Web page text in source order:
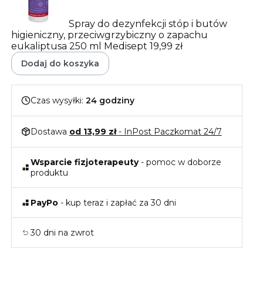
Spray do dezynfekcji stóp i butów
higieniczny, przeciwgrzybiczny o zapachu
eukaliptusa 250 ml Medisept 19,99 zł
Dodaj do koszyka
Czas wysyłki: 24 godziny
Dostawa od 13,99 zł- InPost Paczkomat 24/7
Wsparcie fizjoterapeuty- pomoc w doborze
produktu
PayPo- kup teraz i zapłać za 30 dni
30 dni na zwrot